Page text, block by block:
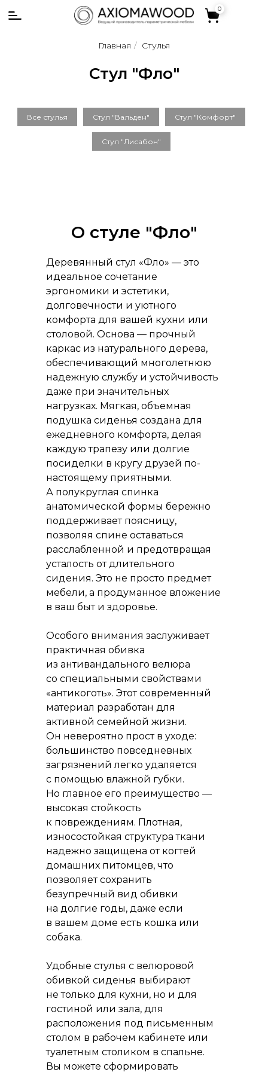
0
0
Главная / Стулья
Стул "Фло"
Все стулья Стул "Вальден" Стул "Комфорт"
Стул "Лисабон"
О стуле "Фло"
Деревянный стул «Фло» — это
идеальное сочетание
эргономики и эстетики,
долговечности и уютного
комфорта для вашей кухни или
столовой. Основа — прочный
каркас из натурального дерева,
обеспечивающий многолетнюю
надежную службу и устойчивость
даже при значительных
нагрузках. Мягкая, объемная
подушка сиденья создана для
ежедневного комфорта, делая
каждую трапезу или долгие
посиделки в кругу друзей по-
настоящему приятными.
А полукруглая спинка
анатомической формы бережно
поддерживает поясницу,
позволяя спине оставаться
расслабленной и предотвращая
усталость от длительного
сидения. Это не просто предмет
мебели, а продуманное вложение
в ваш быт и здоровье.
Особого внимания заслуживает
практичная обивка
из антивандального велюра
со специальными свойствами
«антикоготь». Этот современный
материал разработан для
активной семейной жизни.
Он невероятно прост в уходе:
большинство повседневных
загрязнений легко удаляется
с помощью влажной губки.
Но главное его преимущество —
высокая стойкость
к повреждениям. Плотная,
износостойкая структура ткани
надежно защищена от когтей
домашних питомцев, что
позволяет сохранить
безупречный вид обивки
на долгие годы, даже если
в вашем доме есть кошка или
собака.
Удобные стулья с велюровой
обивкой сиденья выбирают
не только для кухни, но и для
гостиной или зала, для
расположения под письменным
столом в рабочем кабинете или
туалетным столиком в спальне.
Вы можете сформировать